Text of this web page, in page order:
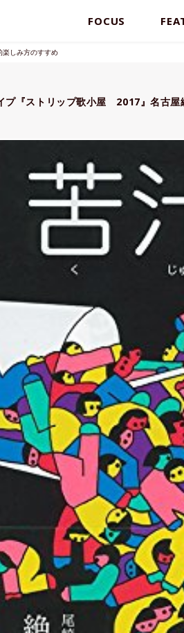
FOCUS
楽しみ方のすすめ
プ『ストリップ歌小屋 2017』名古屋